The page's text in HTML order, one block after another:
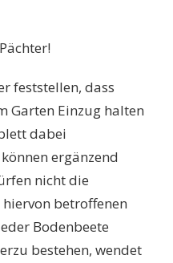
feststellen, dass
Garten Einzug halten
dabei
ergänzend
nicht die
hiervon betroffenen
Bodenbeete
bestehen, wendet